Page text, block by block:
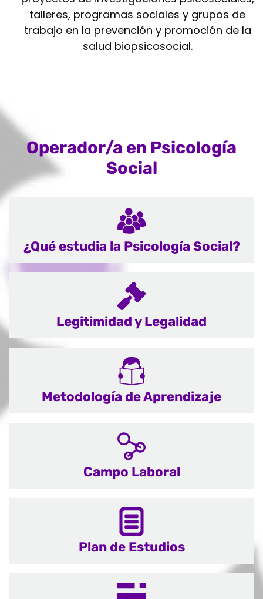
talleres, programas sociales y grupos de
trabajo en la prevención y promoción de la
salud biopsicosocial.
Operador/a en Psicología
Social
¿Qué estudia la Psicología Social?
Legitimidad y Legalidad
Metodología de Aprendizaje
Campo Laboral
Plan de Estudios